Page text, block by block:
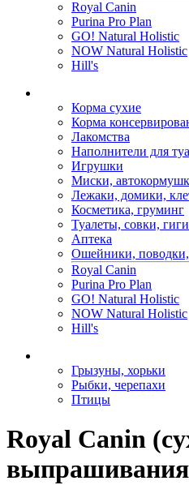
Royal Canin
Purina Pro Plan
GO! Natural Holistic
NOW Natural Holistic
Hill's
Корма сухие
Корма
Лакомства
Наполнители для
Игрушки
Миски,
Лежаки, домики,
Косметика, груминг
Туалеты, совки,
Аптека
Ошейники, поводки,
Royal Canin
Purina Pro Plan
GO! Natural Holistic
NOW Natural Holistic
Hill's
Грызуны, хорьки
Рыбки, черепахи
Птицы
Royal Canin